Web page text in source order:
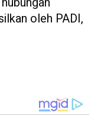
oleh PADI,